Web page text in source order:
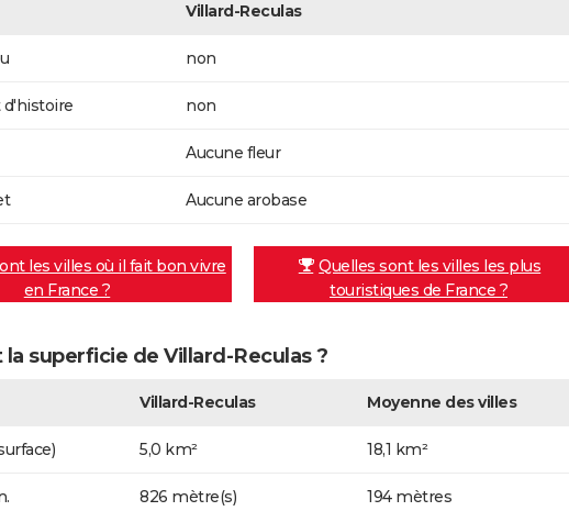
Villard-Reculas
non
d'histoire non
Aucune fleur
Aucune arobase
les villes où il fait bon vivre
en France ?
Quelles sont les villes les plus
touristiques de France ?
la superficie de Villard-Reculas ?
Villard-Reculas Moyenne des villes
5,0 km² 18,1 km²
826 mètre(s) 194 mètres